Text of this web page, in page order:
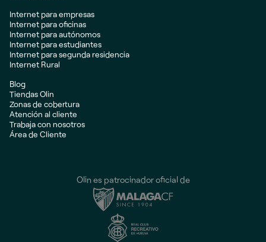
Internet para empresas
Internet para oficinas
Internet para autónomos
Internet para estudiantes
Internet para segunda residencia
Internet Rural
Blog
Tiendas Olin
Zonas de cobertura
Atención al cliente
Trabaja con nosotros
Área de Cliente
Olin es patrocinador oficial de